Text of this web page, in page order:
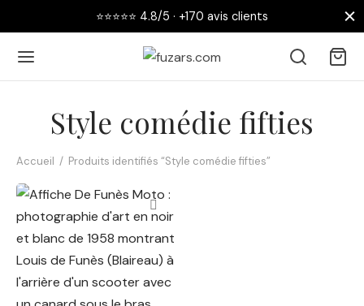
⭐⭐⭐⭐⭐ 4.8/5 · +170 avis clients
Style comédie fifties
Accueil / Produits identifiés “Style comédie fifties”
Retour
AFFICHES